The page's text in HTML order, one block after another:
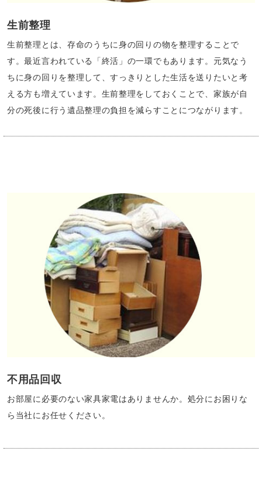
生前整理
生前整理とは、存命のうちに身の回りの物を整理することで
す。最近言われている「終活」の一環でもあります。元気なう
ちに身の回りを整理して、すっきりとした生活を送りたいと考
える方も増えています。生前整理をしておくことで、家族が自
分の死後に行う遺品整理の負担を減らすことにつながります。
不用品回収
お部屋に必要のない家具家電はありませんか。処分にお困りな
ら当社にお任せください。